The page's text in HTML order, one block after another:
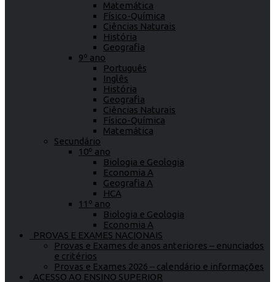
Matemática
Físico-Química
Ciências Naturais
História
Geografia
9º ano
Português
Inglês
História
Geografia
Ciências Naturais
Físico-Química
Matemática
Secundário
10º ano
Biologia e Geologia
Economia A
Geografia A
HCA
11º ano
Biologia e Geologia
Economia A
PROVAS E EXAMES NACIONAIS
Provas e Exames de anos anteriores – enunciados
e critérios
Provas e Exames 2026 – calendário e informações
ACESSO AO ENSINO SUPERIOR